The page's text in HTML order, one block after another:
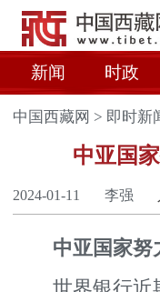
新闻 时政
中国西藏网 > 即时新
中亚国
2024-01-11 李强
中亚国家努